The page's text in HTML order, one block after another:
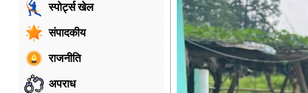
स्पोर्ट्स खेल
संपादकीय
राजनीति
अपराध